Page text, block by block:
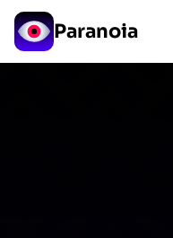
Paranoia